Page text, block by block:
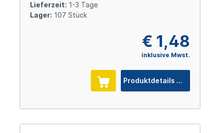
Lieferzeit: 1-3 Tage
Lager: 107 Stück
€ 1,48
inklusive Mwst.
Produktdetails